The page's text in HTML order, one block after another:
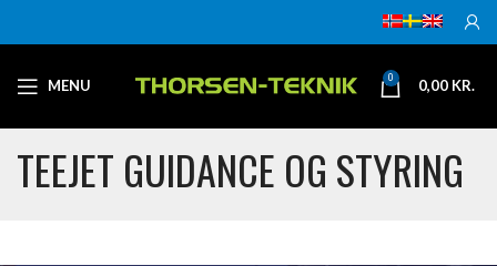
MENU 0 0,00 KR.
TEEJET GUIDANCE OG STYRING